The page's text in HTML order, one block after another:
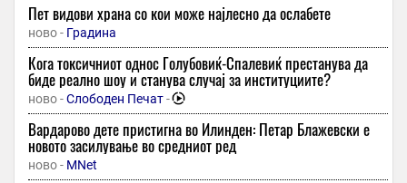
Пет видови храна со кои може најлесно да ослабете
ново - Градина
Кога токсичниот однос Голубовиќ-Спалевиќ престанува да
биде реално шоу и станува случај за институциите?
ново -Слободен Печат-
Вардарово дете пристигна во Илинден: Петар Блажевски е
новото засилување во средниот ред
ново - MNet